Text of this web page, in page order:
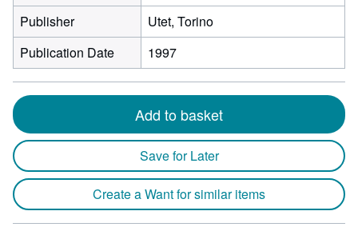
Publisher
Utet, Torino
Publication Date
1997
Add to basket
Save for Later
Create a Want for similar items